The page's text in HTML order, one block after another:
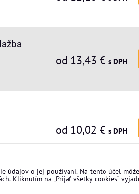
od 13,43 € s DPH
od 10,02 € s DPH
údajov o jej používaní. Na tento účel
Kliknutím na „Prijať všetky cookies“